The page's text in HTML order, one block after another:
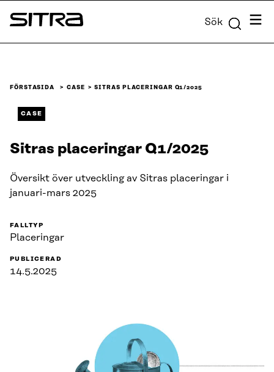
Skip to
content
Sitra Sök Meny
FÖRSTASIDA CASE SITRAS PLACERINGAR Q1/2025
CASE
Sitras placeringar Q1/2025
Översikt över utveckling av Sitras placeringar i
januari-mars 2025
FALLTYP
Placeringar
PUBLICERAD
14.5.2025